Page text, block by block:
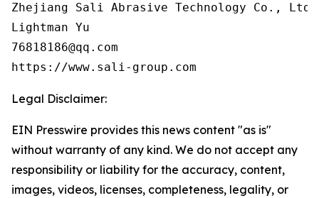
Zhejiang Sali Abrasive Technology Co., Ltd
Lightman Yu
76818186@qq.com
https://www.sali-group.com
Legal Disclaimer:
EIN Presswire provides this news content "as is"
without warranty of any kind. We do not accept any
responsibility or liability for the accuracy, content,
images, videos, licenses, completeness, legality, or